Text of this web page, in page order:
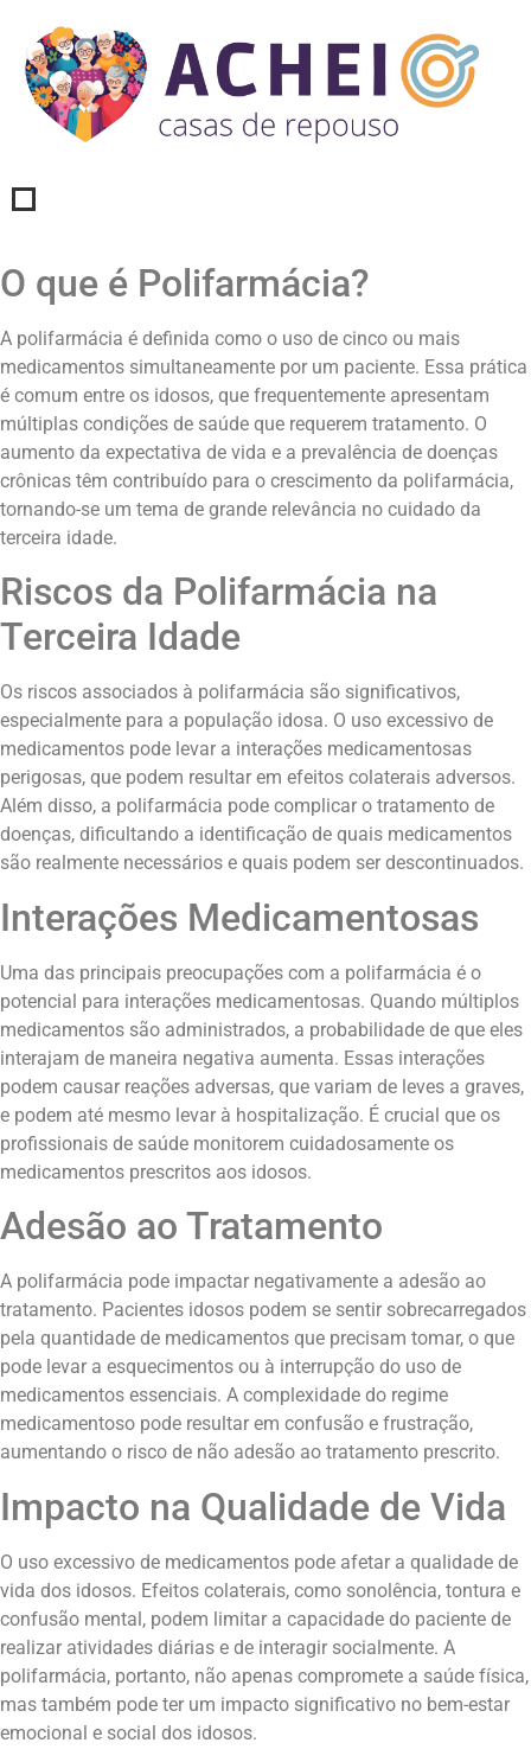
O que é Polifarmácia?
A polifarmácia é definida como o uso de cinco ou mais
medicamentos simultaneamente por um paciente. Essa prática
é comum entre os idosos, que frequentemente apresentam
múltiplas condições de saúde que requerem tratamento. O
aumento da expectativa de vida e a prevalência de doenças
crônicas têm contribuído para o crescimento da polifarmácia,
tornando-se um tema de grande relevância no cuidado da
terceira idade.
Riscos da Polifarmácia na
Terceira Idade
Os riscos associados à polifarmácia são significativos,
especialmente para a população idosa. O uso excessivo de
medicamentos pode levar a interações medicamentosas
perigosas, que podem resultar em efeitos colaterais adversos.
Além disso, a polifarmácia pode complicar o tratamento de
doenças, dificultando a identificação de quais medicamentos
são realmente necessários e quais podem ser descontinuados.
Interações Medicamentosas
Uma das principais preocupações com a polifarmácia é o
potencial para interações medicamentosas. Quando múltiplos
medicamentos são administrados, a probabilidade de que eles
interajam de maneira negativa aumenta. Essas interações
podem causar reações adversas, que variam de leves a graves,
e podem até mesmo levar à hospitalização. É crucial que os
profissionais de saúde monitorem cuidadosamente os
medicamentos prescritos aos idosos.
Adesão ao Tratamento
A polifarmácia pode impactar negativamente a adesão ao
tratamento. Pacientes idosos podem se sentir sobrecarregados
pela quantidade de medicamentos que precisam tomar, o que
pode levar a esquecimentos ou à interrupção do uso de
medicamentos essenciais. A complexidade do regime
medicamentoso pode resultar em confusão e frustração,
aumentando o risco de não adesão ao tratamento prescrito.
Impacto na Qualidade de Vida
O uso excessivo de medicamentos pode afetar a qualidade de
vida dos idosos. Efeitos colaterais, como sonolência, tontura e
confusão mental, podem limitar a capacidade do paciente de
realizar atividades diárias e de interagir socialmente. A
polifarmácia, portanto, não apenas compromete a saúde física,
mas também pode ter um impacto significativo no bem-estar
emocional e social dos idosos.